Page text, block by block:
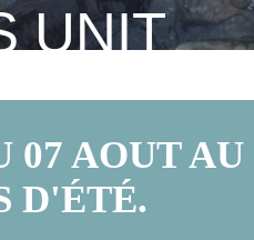
UNIT
AOUT
D'ÉTÉ.